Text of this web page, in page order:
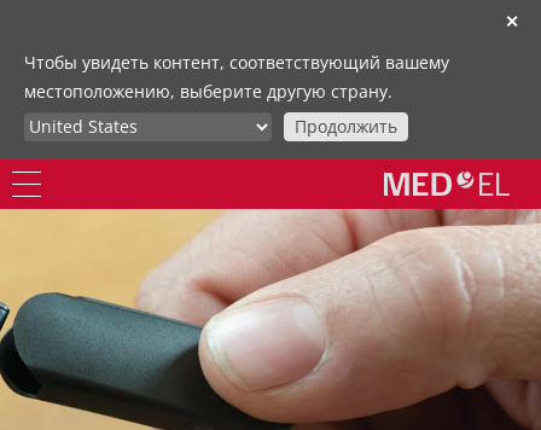
✕
Чтобы увидеть контент, соответствующий вашему
местоположению, выберите другую страну.
Продолжить